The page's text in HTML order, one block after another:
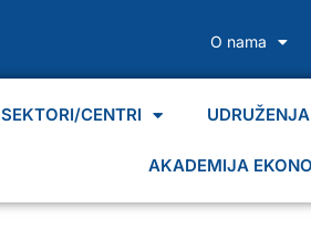
O nama
SEKTORI/CENTRI
AKADEMIJA